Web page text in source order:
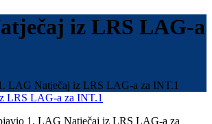
iz LRS LAG-a
LAG Natječaj iz LRS LAG-a za INT.1
1. LAG Natječaj iz LRS LAG-a za